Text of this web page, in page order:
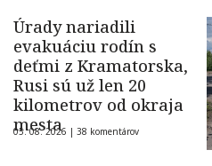
Úrady nariadili
evakuáciu rodín s
deťmi z Kramatorska,
Rusi sú už len 20
kilometrov od okraja
mesta
05. 08. 2026 | 38 komentárov